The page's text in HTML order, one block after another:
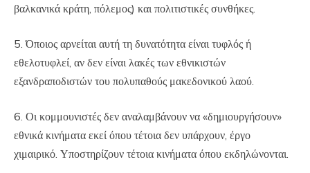
βαλκανικά κράτη, πόλεμος) και πολιτιστικές συνθήκες.
5. Όποιος αρνείται αυτή τη δυνατότητα είναι τυφλός ή
εθελοτυφλεί, αν δεν είναι λακές των εθνικιστών
εξανδραποδιστών του πολυπαθούς μακεδονικού λαού.
6. Οι κομμουνιστές δεν αναλαμβάνουν να «δημιουργήσουν»
εθνικά κινήματα εκεί όπου τέτοια δεν υπάρχουν, έργο
χιμαιρικό. Υποστηρίζουν τέτοια κινήματα όπου εκδηλώνονται.